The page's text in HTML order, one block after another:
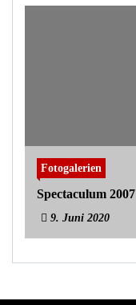
Fotogalerien
Spectaculum 2007
9. Juni 2020